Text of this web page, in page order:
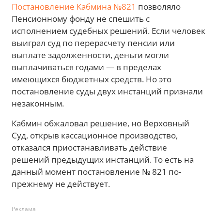
Постановление Кабмина №821 позволяло
Пенсионному фонду не спешить с
исполнением судебных решений. Если человек
выиграл суд по перерасчету пенсии или
выплате задолженности, деньги могли
выплачиваться годами — в пределах
имеющихся бюджетных средств. Но это
постановление суды двух инстанций признали
незаконным.
Кабмин обжаловал решение, но Верховный
Суд, открыв кассационное производство,
отказался приостанавливать действие
решений предыдущих инстанций. То есть на
данный момент постановление № 821 по-
прежнему не действует.
Реклама